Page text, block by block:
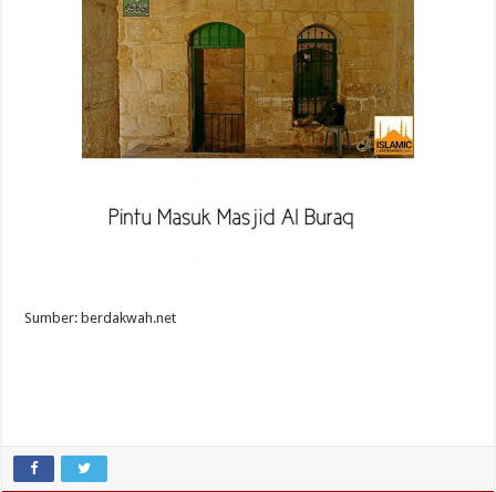
Sumber: berdakwah.net